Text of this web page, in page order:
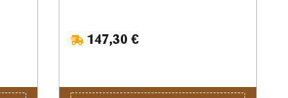
kalibriert wird.Type „S”- Matrize mit
Halskalibrierung für Bushing- Body Die-
147,30 €